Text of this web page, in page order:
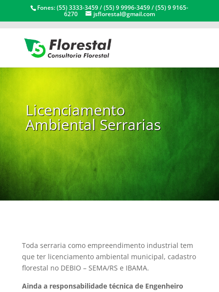
Fones: (55) 3333-3459 / (55) 9 9996-3459 / (55) 9 9165-
6270 jsflorestal@gmail.com
Licenciamento
Ambiental Serrarias
Toda serraria como empreendimento industrial tem
que ter licenciamento ambiental municipal, cadastro
florestal no DEBIO – SEMA/RS e IBAMA.
Ainda a responsabilidade técnica de Engenheiro